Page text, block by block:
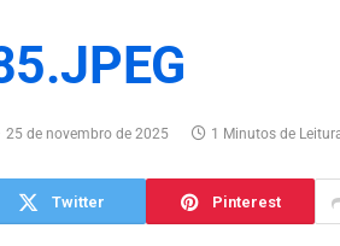
25 de novembro de 2025 1 Minutos de
Twitter Pinterest